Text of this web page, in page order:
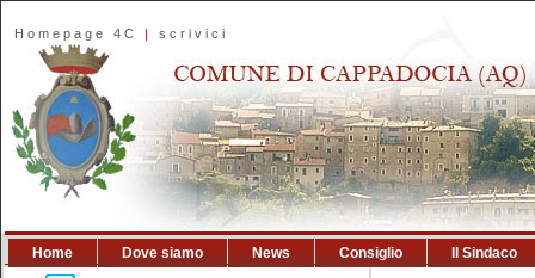
Homepage 4C | scrivici
Home Dove siamo News Consiglio Il Sindaco